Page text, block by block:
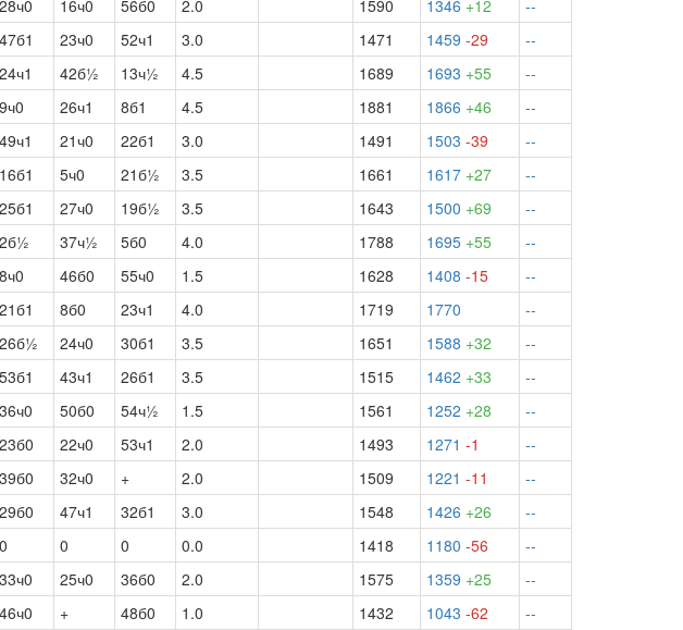
28ч0 16ч0 56б0 2.0 1590 1346 +12
--
47б1 23ч0 52ч1 3.0 1471 1459 -29
--
24ч1 42б½ 13ч½ 4.5 1689 1693 +55
--
9ч0 26ч1 8б1 4.5 1881 1866 +46
--
49ч1 21ч0 22б1 3.0 1491 1503 -39
--
16б1 5ч0 21б½ 3.5 1661 1617 +27
--
25б1 27ч0 19б½ 3.5 1643 1500 +69
--
2б½ 37ч½ 5б0 4.0 1788 1695 +55
--
8ч0 46б0 55ч0 1.5 1628 1408 -15
--
21б1 8б0 23ч1 4.0 1719 1770
--
26б½ 24ч0 30б1 3.5 1651 1588 +32
--
53б1 43ч1 26б1 3.5 1515 1462 +33
--
36ч0 50б0 54ч½ 1.5 1561 1252 +28
--
23б0 22ч0 53ч1 2.0 1493 1271 -1
--
39б0 32ч0 + 2.0 1509 1221 -11
--
29б0 47ч1 32б1 3.0 1548 1426 +26
--
0 0 0 0.0 1418 1180 -56
--
33ч0 25ч0 36б0 2.0 1575 1359 +25
--
46ч0 + 48б0 1.0 1432 1043 -62 --